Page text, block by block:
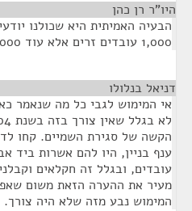
היו"ר רן כהן
הבעיה האמיתית היא שכולנו
1,000 עובדים זרים אלא עוד 10,000 עובדים בלתי חוקיים.
דניאל בנלולו
אי המימוש לגבי כל מה שנאמר
הקשה של סגירת השמיים. קחו
ענף בניין, היו להם אשרות ביד
עובדים, ובגלל זה חקלאים
מעיר את ההערה הזאת משום
המימוש נבע מזה שלא היה